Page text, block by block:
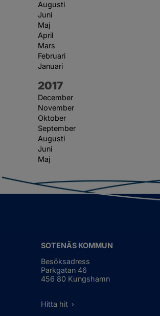
Augusti
Juni
Maj
April
Mars
Februari
Januari
År:
2017
December
November
Oktober
September
Augusti
Juni
Maj
SOTENÄS KOMMUN
Besöksadress
Parkgatan 46
456 80 Kungshamn
Hitta hit